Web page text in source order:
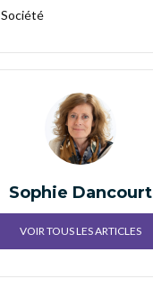
Société
Sophie Dancourt
VOIR TOUS LES ARTICLES